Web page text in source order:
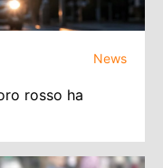
News
rosso ha